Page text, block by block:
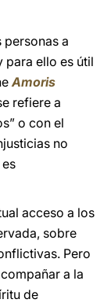
personas a
para ello es útil
Amoris
refiere a
o con el
no
acceso a los
sobre
Pero
a la
de